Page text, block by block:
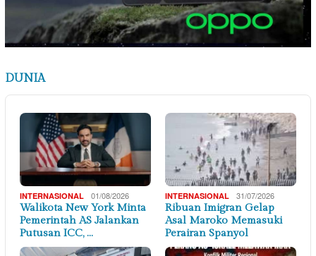
DUNIA
INTERNASIONAL 01/08/2026
Walikota New York Minta
Pemerintah AS Jalankan
Putusan ICC, …
INTERNASIONAL 31/07/2026
Ribuan Imigran Gelap
Asal Maroko Memasuki
Perairan Spanyol